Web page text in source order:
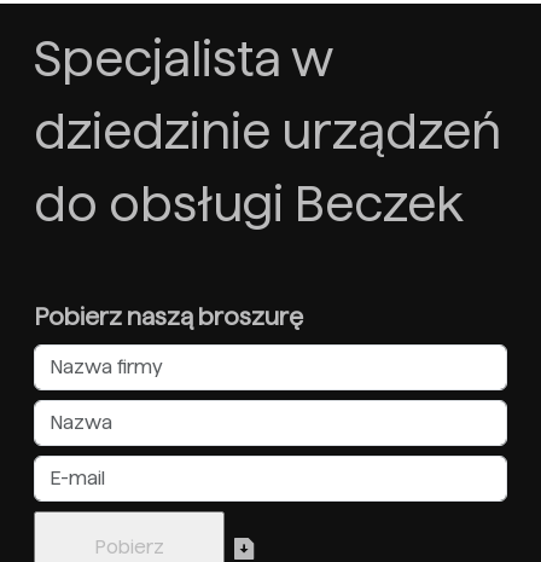
Specjalista w
dziedzinie urządzeń
do obsługi Beczek
Pobierz naszą broszurę